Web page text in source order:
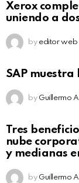
Xerox
uniendo a
by editor web
SAP muestra
by Guillermo
Tres
nube
y medianas
by Guillermo